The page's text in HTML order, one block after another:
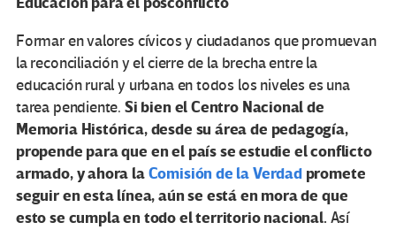
Formar en valores cívicos y ciudadanos que promuevan
la reconciliación y el cierre de la brecha entre la
educación rural y urbana en todos los niveles es una
tarea pendiente. Si bien el Centro Nacional de
Memoria Histórica, desde su área de pedagogía,
propende para que en el país se estudie el conflicto
armado, y ahora laComisión de la Verdad promete
seguir en esta línea, aún se está en mora de que
esto se cumpla en todo el territorio nacional. Así